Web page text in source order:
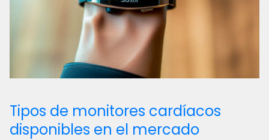
Tipos de monitores cardíacos
disponibles en el mercado